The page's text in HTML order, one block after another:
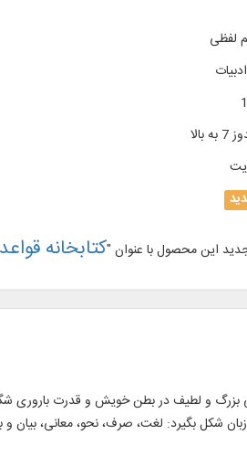
لفظی
بالا
این محصول با عنوان "کتابخانه
بزرگ و لطیف در بطن خویش و قدرت باروری
شکل بگیرد: لغت، صرف، نحو، معانی، بیان و